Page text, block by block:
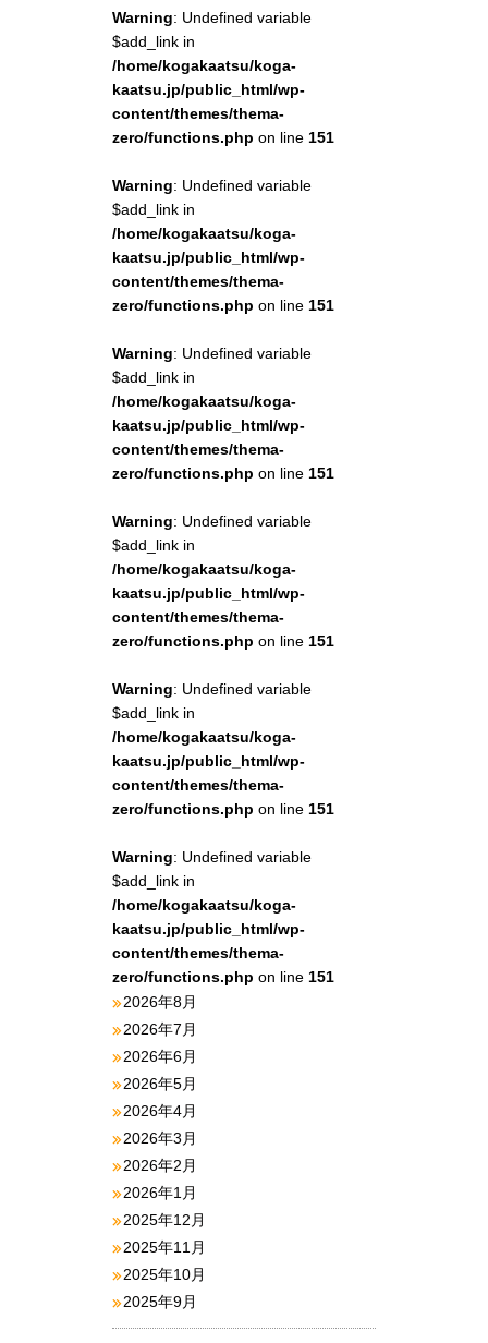
Warning: Undefined variable
$add_link in
/home/kogakaatsu/koga-
kaatsu.jp/public_html/wp-
content/themes/thema-
zero/functions.php on line 151
Warning: Undefined variable
$add_link in
/home/kogakaatsu/koga-
kaatsu.jp/public_html/wp-
content/themes/thema-
zero/functions.php on line 151
Warning: Undefined variable
$add_link in
/home/kogakaatsu/koga-
kaatsu.jp/public_html/wp-
content/themes/thema-
zero/functions.php on line 151
Warning: Undefined variable
$add_link in
/home/kogakaatsu/koga-
kaatsu.jp/public_html/wp-
content/themes/thema-
zero/functions.php on line 151
Warning: Undefined variable
$add_link in
/home/kogakaatsu/koga-
kaatsu.jp/public_html/wp-
content/themes/thema-
zero/functions.php on line 151
Warning: Undefined variable
$add_link in
/home/kogakaatsu/koga-
kaatsu.jp/public_html/wp-
content/themes/thema-
zero/functions.php on line 151
2026年8月
2026年7月
2026年6月
2026年5月
2026年4月
2026年3月
2026年2月
2026年1月
2025年12月
2025年11月
2025年10月
2025年9月